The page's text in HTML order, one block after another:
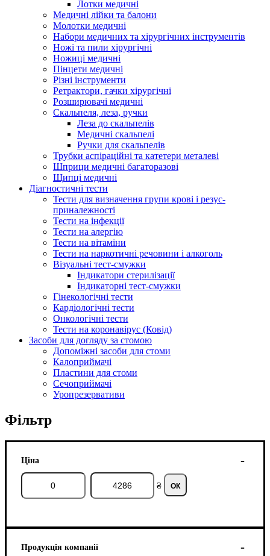
Лотки медичні
Медичні лійки та балони
Молотки медичні
Набори медичних та хірургічних інструментів
Ножі та пили хірургічні
Ножиці медичні
Пінцети медичні
Різні інструменти
Ретрактори, гачки хірургічні
Розширювачі медичні
Скальпеля, леза, ручки
Леза до скальпелів
Медичні скальпелі
Ручки для скальпелів
Трубки аспіраційні та катетери металеві
Шприци медичні багаторазові
Щипці медичні
Діагностичні тести
Тести для визначення групи крові і резус-
приналежності
Тести на інфекції
Тести на алергію
Тести на вітаміни
Тести на наркотичні речовини і алкоголь
Візуальні тест-смужки
Індикатори стерилізації
Індикаторні тест-смужки
Гінекологічні тести
Кардіологічні тести
Онкологічні тести
Тести на коронавірус (Ковід)
Засоби для догляду за стомою
Допоміжні засоби для стоми
Калоприймачі
Пластини для стоми
Сечоприймачі
Уропрезервативи
Фільтр
Ціна
₴ ОК
Продукція компанії